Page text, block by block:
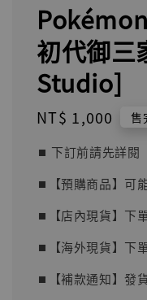
初代御三
Studio]
Regular
NT$ 1,000 售
⏹︎ 下訂前請先詳閱
⏹︎【預購商品】可
⏹︎【店內現貨】下
⏹︎【海外現貨】下
⏹︎【補款通知】發